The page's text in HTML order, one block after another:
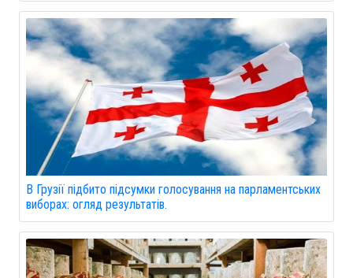
В Грузії підбито підсумки голосування на парламентських
виборах: огляд результатів.